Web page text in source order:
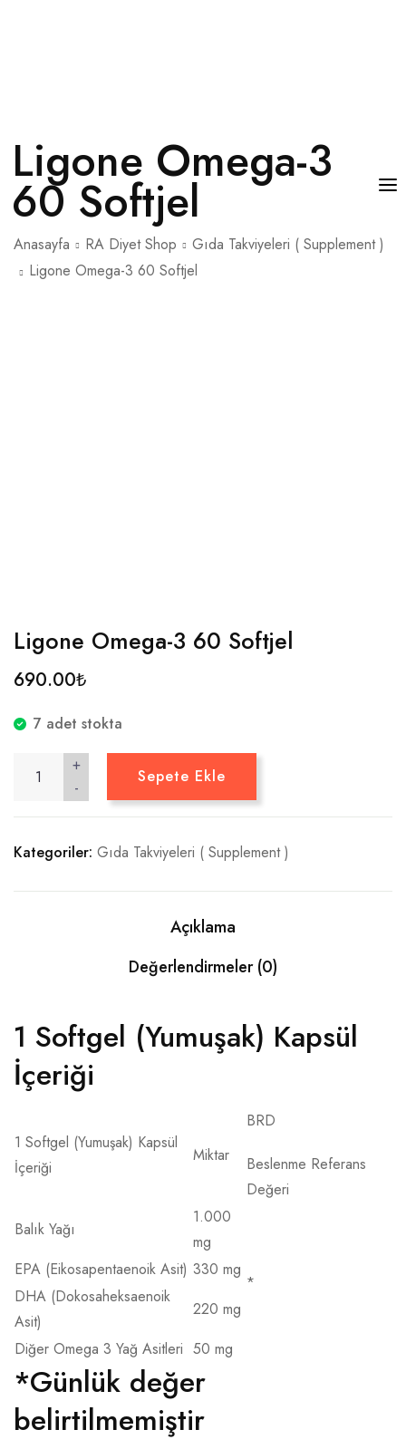
RANDEVU AL
RA DIYET SHOP
FONKSIYONEL SPORCU
ANYTEST GIDA İNTOLERANS
TESTI
ÖRNEK SONUÇLAR
KENDINIZI TANIYIN
İLETIŞIM
Ligone Omega-3
60 Softjel
Anasayfa RA Diyet Shop
Gıda Takviyeleri ( Supplement )
Ligone Omega-3 60 Softjel
Ligone Omega-3 60 Softjel
690.00₺
7 adet stokta
-
+
Sepete Ekle
Kategoriler: Gıda Takviyeleri ( Supplement )
Açıklama
Değerlendirmeler (0)
1 Softgel (Yumuşak) Kapsül
İçeriği
1 Softgel (Yumuşak) Kapsül
İçeriği
Miktar
BRD
Beslenme Referans
Değeri
Balık Yağı
1.000
mg
*
EPA (Eikosapentaenoik Asit) 330 mg
DHA (Dokosaheksaenoik
Asit)
220 mg
Diğer Omega 3 Yağ Asitleri 50 mg
*Günlük değer
belirtilmemiştir